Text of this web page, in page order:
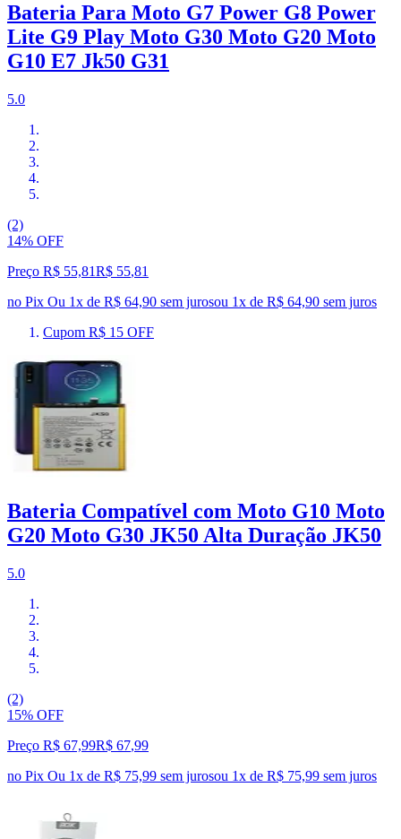
Bateria Para Moto G7 Power G8 Power
Lite G9 Play Moto G30 Moto G20 Moto
G10 E7 Jk50 G31
5.0
(2)
14% OFF
Preço R$ 55,81R$ 55,81
no Pix Ou 1x de R$ 64,90 sem jurosou 1x de R$ 64,90 sem juros
Cupom R$ 15 OFF
Bateria Compatível com Moto G10 Moto
G20 Moto G30 JK50 Alta Duração JK50
5.0
(2)
15% OFF
Preço R$ 67,99R$ 67,99
no Pix Ou 1x de R$ 75,99 sem jurosou 1x de R$ 75,99 sem juros